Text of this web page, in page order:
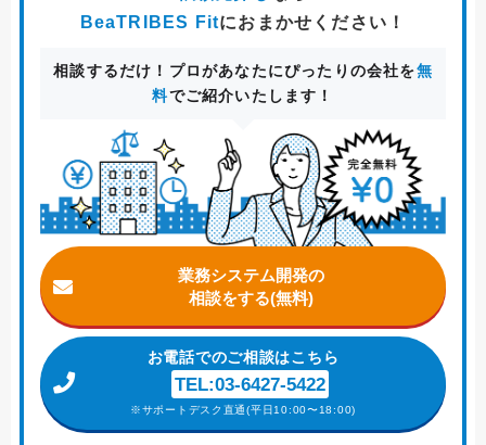
BeaTRIBES Fitにおまかせください！
相談するだけ！プロがあなたにぴったりの会社を無
料でご紹介いたします！
業務システム開発の
相談をする(無料)
お電話でのご相談はこちら
TEL:03-6427-5422
※サポートデスク直通(平日10:00〜18:00)